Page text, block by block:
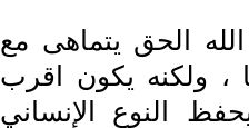
الحق يتماهى مع
، ولكنه يكون اقرب
النوع الإنساني